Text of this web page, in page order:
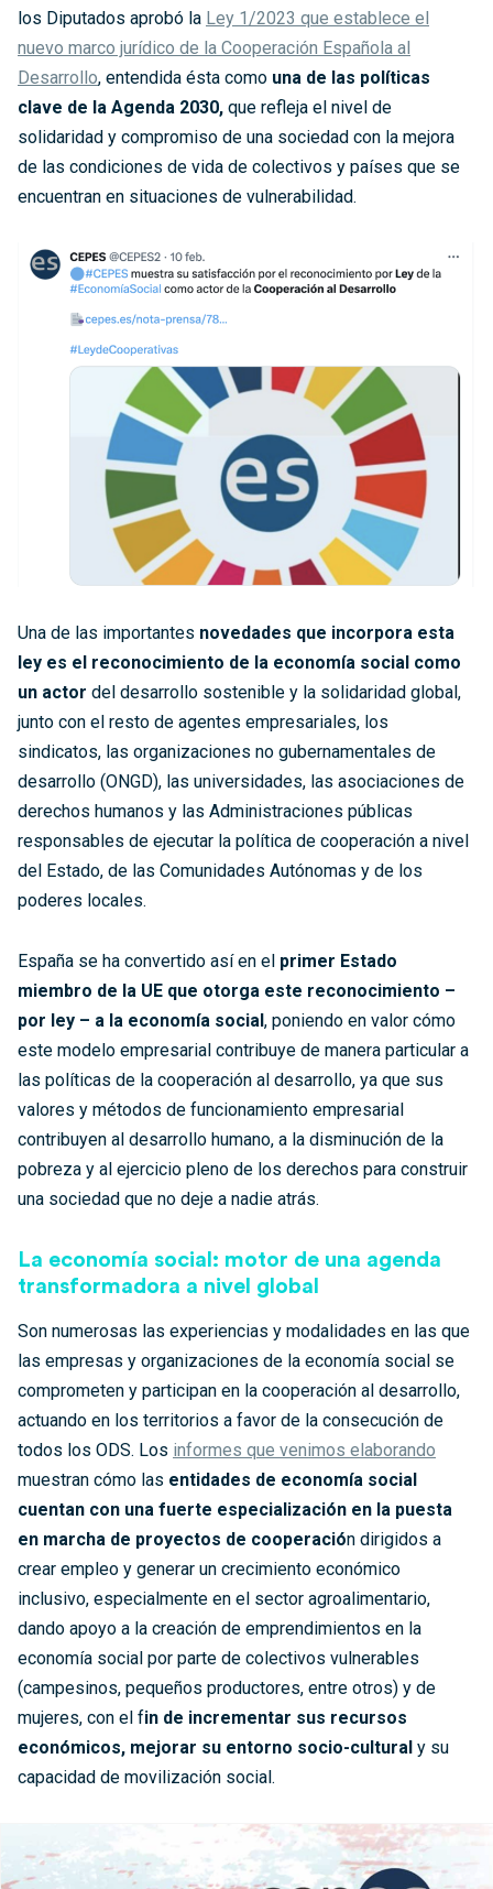
los Diputados aprobó la Ley 1/2023 que establece el
nuevo marco jurídico de la Cooperación Española al
Desarrollo, entendida ésta como una de las políticas
clave de la Agenda 2030, que refleja el nivel de
solidaridad y compromiso de una sociedad con la mejora
de las condiciones de vida de colectivos y países que se
encuentran en situaciones de vulnerabilidad.
Una de las importantes novedades que incorpora esta
ley es el reconocimiento de la economía social como
un actor del desarrollo sostenible y la solidaridad global,
junto con el resto de agentes empresariales, los
sindicatos, las organizaciones no gubernamentales de
desarrollo (ONGD), las universidades, las asociaciones de
derechos humanos y las Administraciones públicas
responsables de ejecutar la política de cooperación a nivel
del Estado, de las Comunidades Autónomas y de los
poderes locales.
España se ha convertido así en el primer Estado
miembro de la UE que otorga este reconocimiento –
por ley – a la economía social , poniendo en valor cómo
este modelo empresarial contribuye de manera particular a
las políticas de la cooperación al desarrollo, ya que sus
valores y métodos de funcionamiento empresarial
contribuyen al desarrollo humano, a la disminución de la
pobreza y al ejercicio pleno de los derechos para construir
una sociedad que no deje a nadie atrás.
La economía social: motor de una agenda
transformadora a nivel global
Son numerosas las experiencias y modalidades en las que
las empresas y organizaciones de la economía social se
comprometen y participan en la cooperación al desarrollo,
actuando en los territorios a favor de la consecución de
todos los ODS. Los informes que venimos elaborando
muestran cómo las entidades de economía social
cuentan con una fuerte especialización en la puesta
en marcha de proyectos de cooperación dirigidos a
crear empleo y generar un crecimiento económico
inclusivo, especialmente en el sector agroalimentario,
dando apoyo a la creación de emprendimientos en la
economía social por parte de colectivos vulnerables
(campesinos, pequeños productores, entre otros) y de
mujeres, con el fin de incrementar sus recursos
económicos, mejorar su entorno socio-cultural y su
capacidad de movilización social.